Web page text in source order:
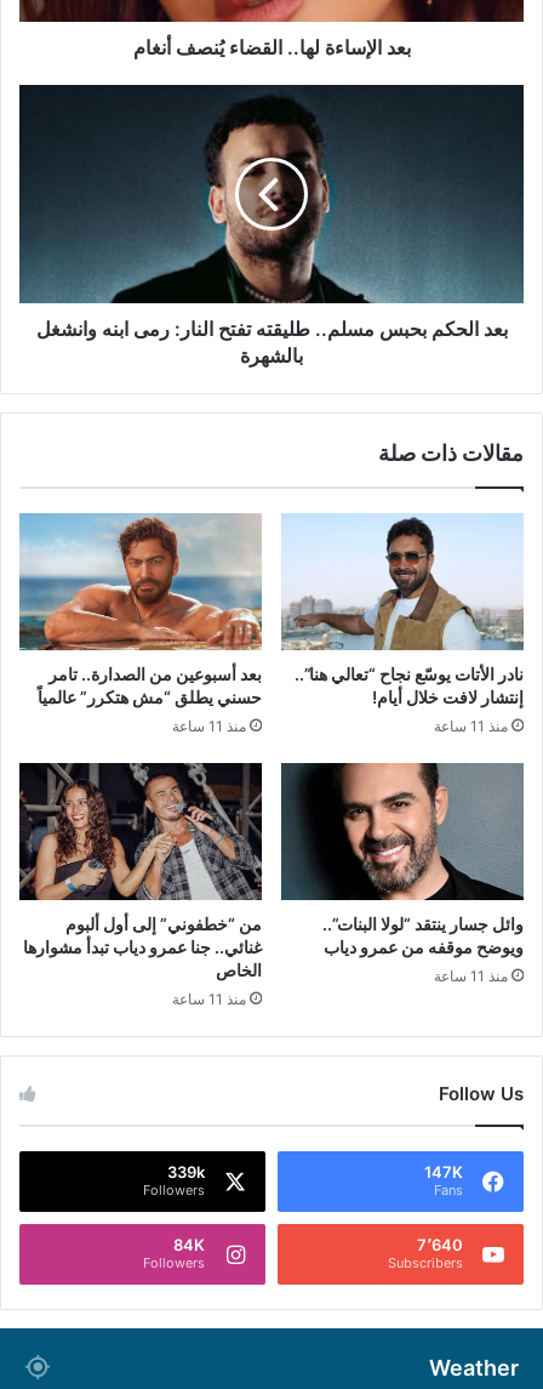
بعد الإساءة لها.. القضاء يُنصف أنغام
ابنه
وانشغل
بعد الحكم بحبس مسلم.. طليقته تفتح النار: رمى ابنه وانشغل
بالشهرة
مقالات ذات صلة
نادر الأتات يوسّع نجاح “تعالي هنا”..
إنتشار لافت خلال أيام!
منذ 11 ساعة
بعد أسبوعين من الصدارة.. تامر
حسني يطلق “مش هتكرر” عالمياً
منذ 11 ساعة
وائل جسار ينتقد “لولا البنات”..
ويوضح موقفه من عمرو دياب
منذ 11 ساعة
من “خطفوني” إلى أول ألبوم
غنائي.. جنا عمرو دياب تبدأ مشوارها
الخاص
منذ 11 ساعة
Follow Us
147K
Fans
339k
Followers
7٬640
Subscribers
84K
Followers
Weather